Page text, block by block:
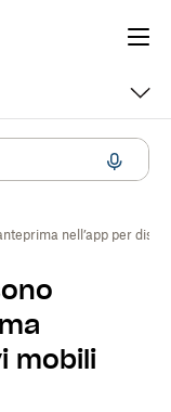
nell’app per
mobili